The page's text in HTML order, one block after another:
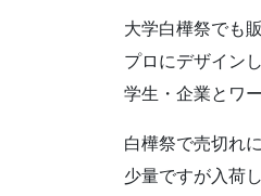
大学白樺祭でも
プロにデザイン
学生・企業とワ
白樺祭で売切れ
少量ですが入荷